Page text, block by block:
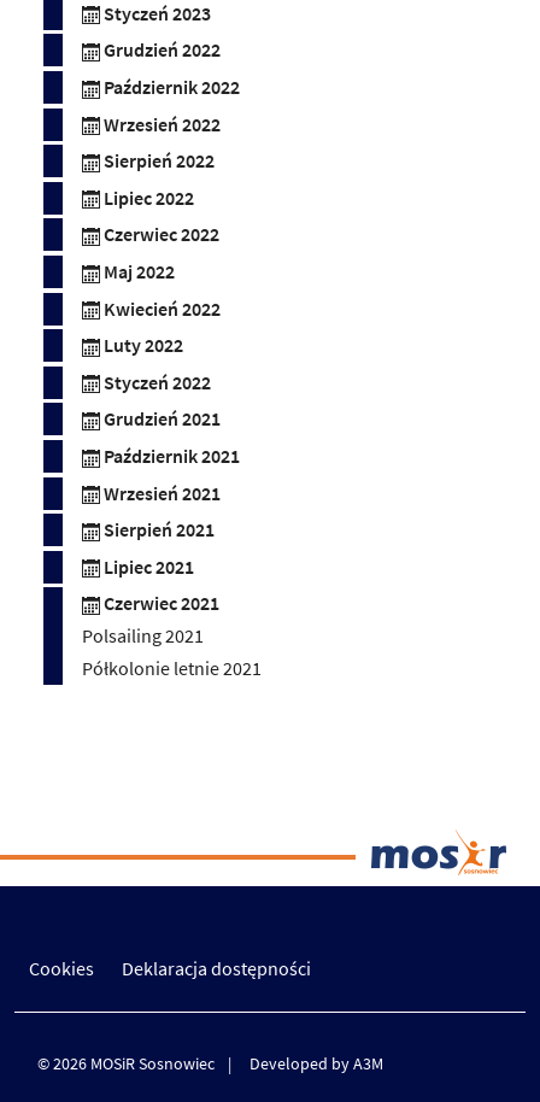
Styczeń 2023
Grudzień 2022
Październik 2022
Wrzesień 2022
Sierpień 2022
Lipiec 2022
Czerwiec 2022
Maj 2022
Kwiecień 2022
Luty 2022
Styczeń 2022
Grudzień 2021
Październik 2021
Wrzesień 2021
Sierpień 2021
Lipiec 2021
Czerwiec 2021
Polsailing 2021
Półkolonie letnie 2021
Cookies Deklaracja dostępności
© 2026 MOSiR Sosnowiec Developed by A3M